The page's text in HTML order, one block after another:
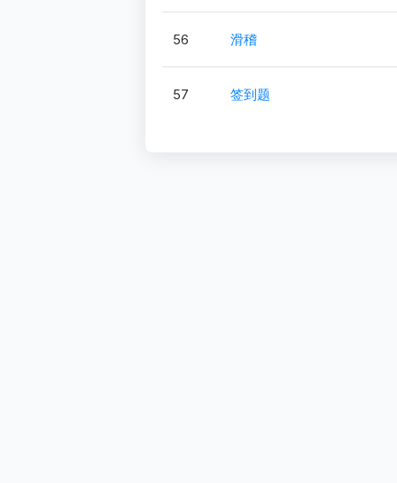
56 滑稽
57 签到题